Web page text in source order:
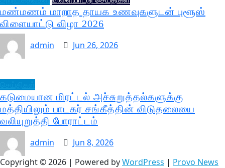
மண்மணம் மாறாத தாயக உணவுகளுடன் புளூஸ்
விளையாட்டு விழா 2026
admin
Jun 26, 2026
கடுமையான மிரட்டல் அச்சுறுத்தல்களுக்கு
மத்தியிலும் பாடகர் சங்கீத்தின் விடுதலையை
வலியுறுத்தி போராட்டம்
admin
Jun 8, 2026
Copyright © 2026 | Powered byWordPress | Provo News